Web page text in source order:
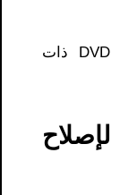
في الوقت الحالي، لا ندعم أقراص DVD ذات